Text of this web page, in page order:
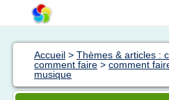
Accueil > Thèmes & articles :
comment faire > comment
musique